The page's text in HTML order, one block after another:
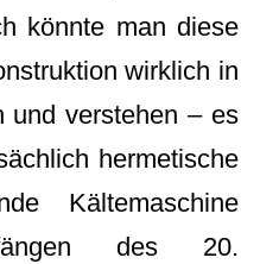
könnte man diese
wirklich in
und verstehen – es
hermetische
Kältemaschine
des 20.